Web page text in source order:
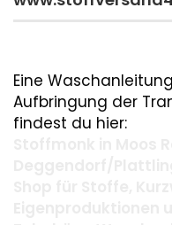
Eine
Aufbringung der
findest du hier: